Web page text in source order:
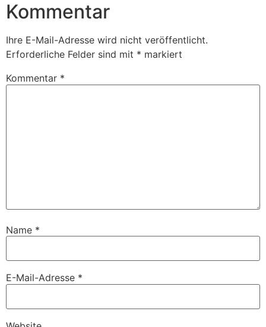
Kommentar
Ihre E-Mail-Adresse wird nicht veröffentlicht.
Erforderliche Felder sind mit * markiert
Kommentar *
Name *
E-Mail-Adresse *